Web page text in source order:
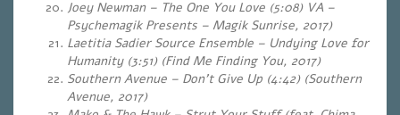
Joey Newman – The One You Love (5:08) VA –
Psychemagik Presents – Magik Sunrise, 2017)
Laetitia Sadier Source Ensemble – Undying Love for
Humanity (3:51) (Find Me Finding You, 2017)
Southern Avenue – Don’t Give Up (4:42) (Southern
Avenue, 2017)